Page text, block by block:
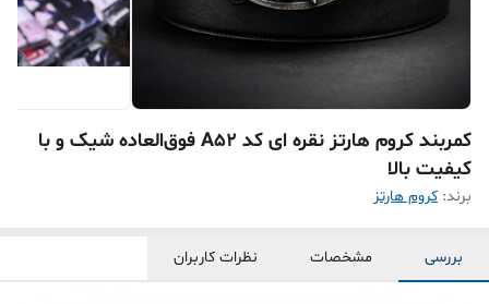
کمربند کروم هارتز نقره ای کد A52 فوق‌العاده شیک و با
کیفیت بالا
برند: کروم هارتز
بررسی مشخصات نظرات کاربران